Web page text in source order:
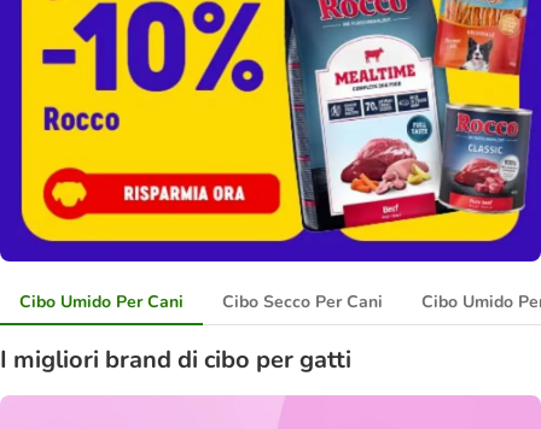
Cibo Umido Per Cani Cibo Secco Per Cani Cibo Umido
I migliori brand di cibo per gatti